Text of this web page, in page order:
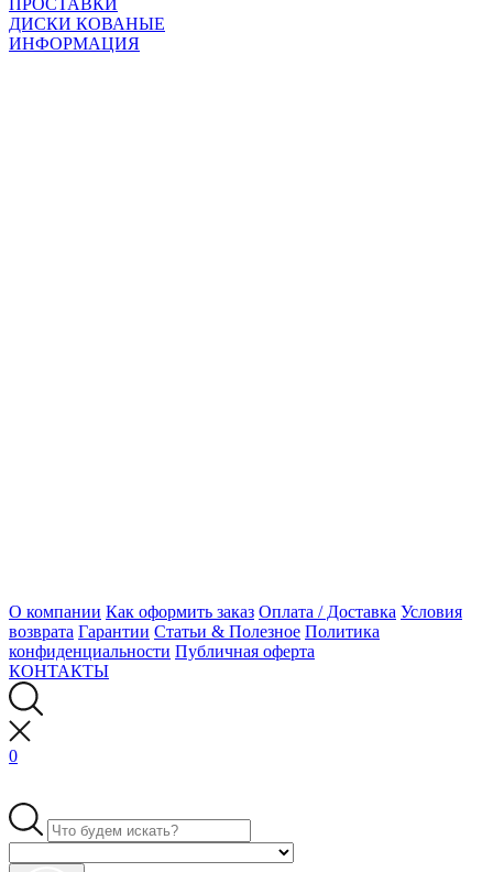
ПРОСТАВКИ
ДИСКИ КОВАНЫЕ
ИНФОРМАЦИЯ
О компании Как оформить заказ Оплата / Доставка Условия
возврата Гарантии Статьи & Полезное Политика
конфиденциальности Публичная оферта
КОНТАКТЫ
0